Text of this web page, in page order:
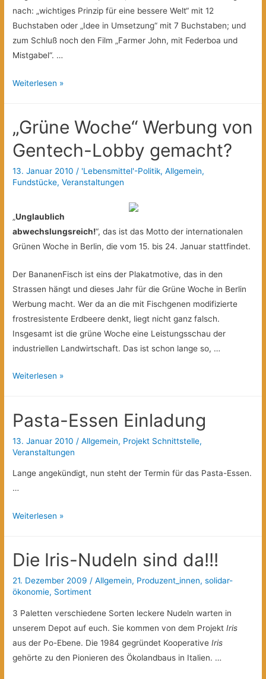
nach: „wichtiges Prinzip für eine bessere Welt“ mit 12
Buchstaben oder „Idee in Umsetzung“ mit 7 Buchstaben; und
zum Schluß noch den Film „Farmer John, mit Federboa und
Mistgabel“. …
Netter
Weiterlesen »
„Grüne Woche“ Werbung von
Gentech-Lobby gemacht?
13. Januar 2010 / 'Lebensmittel'-Politik,Allgemein,
Fundstücke,Veranstaltungen
„Unglaublich
abwechslungsreich!“, das ist das Motto der internationalen
Grünen Woche in Berlin, die vom 15. bis 24. Januar stattfindet.
Der BananenFisch ist eins der Plakatmotive, das in den
Strassen hängt und dieses Jahr für die Grüne Woche in Berlin
Werbung macht. Wer da an die mit Fischgenen modifizierte
frostresistente Erdbeere denkt, liegt nicht ganz falsch.
Insgesamt ist die grüne Woche eine Leistungsschau der
industriellen Landwirtschaft. Das ist schon lange so, …
„Grüne
von
Lobby
Weiterlesen »
Pasta-Essen Einladung
13. Januar 2010 /Allgemein, Projekt Schnittstelle,
Veranstaltungen
Lange angekündigt, nun steht der Termin für das Pasta-Essen.
…
Pasta-
Weiterlesen »
Die Iris-Nudeln sind da!!!
21. Dezember 2009 /Allgemein, Produzent_innen,solidar-
ökonomie, Sortiment
3 Paletten verschiedene Sorten leckere Nudeln warten in
unserem Depot auf euch. Sie kommen von dem ProjektIris
aus der Po-Ebene. Die 1984 gegründet KooperativeIris
gehörte zu den Pionieren des Ökolandbaus in Italien. …